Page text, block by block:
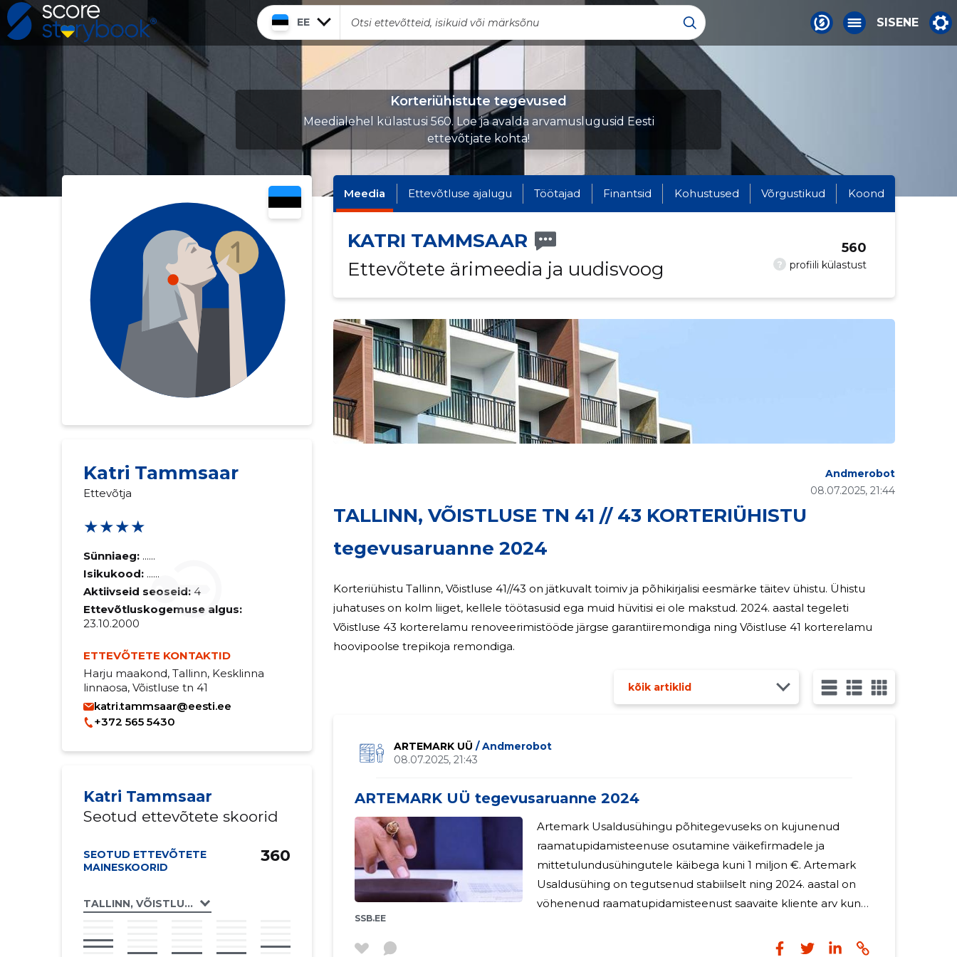
EE SISENE
Korteriühistute tegevused
Meedialehel külastusi 560. Loe ja avalda arvamuslugusid Eesti
ettevõtjate kohta!
Katri Tammsaar
Ettevõtja
★★★★
Sünniaeg: ......
Isikukood: ......
Aktiivseid seoseid: 4
Ettevõtluskogemuse algus:
23.10.2000
ETTEVÕTETE KONTAKTID
Harju maakond, Tallinn, Kesklinna
linnaosa, Võistluse tn 41
katri.tammsaar@eesti.ee
+372 565 5430
Katri Tammsaar
Seotud ettevõtete skoorid
SEOTUD ETTEVÕTETE
MAINESKOORID
TALLINN, VÕISTLUSE TN 41 // 43 KORTERIÜHISTU
360
Meedia Ettevõtluse ajalugu Töötajad Finantsid Kohustused Võrgustikud Koond
KATRI TAMMSAAR
Ettevõtete ärimeedia ja uudisvoog
? profiili külastust
560
TALLINN, VÕISTLUSE TN 41 // 43 KORTERIÜHISTU
tegevusaruanne 2024
08.07.2025, 21:44
Andmerobot
Korteriühistu Tallinn, Võistluse 41//43 on jätkuvalt toimiv ja põhikirjalisi eesmärke täitev ühistu. Ühistu
juhatuses on kolm liiget, kellele töötasusid ega muid hüvitisi ei ole makstud. 2024. aastal tegeleti
Võistluse 43 korterelamu renoveerimistööde järgse garantiiremondiga ning Võistluse 41 korterelamu
hoovipoolse trepikoja remondiga.
kõik artiklid
ARTEMARK UÜ / Andmerobot
08.07.2025, 21:43
ARTEMARK UÜ tegevusaruanne 2024
SSB.EE
Artemark Usaldusühingu põhitegevuseks on kujunenud
raamatupidamisteenuse osutamine väikefirmadele ja
mittetulundusühingutele käibega kuni 1 miljon €. Artemark
Usaldusühing on tegutsenud stabiilselt ning 2024. aastal on
vöhenenud raamatupidamisteenust saavaite kliente arv kuna
Samal ajal on ka lõpetatud lepinguid klientidega, kes on